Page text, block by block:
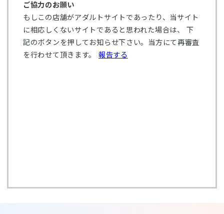
ご協力のお願い
もしこの店舗がアダルトサイトであったり、当サイト
に相応しくないサイトであると思われた場合は、 下
記のボタンを押してお知らせ下さい。当方にて再審査
を行わせて頂きます。 報告する